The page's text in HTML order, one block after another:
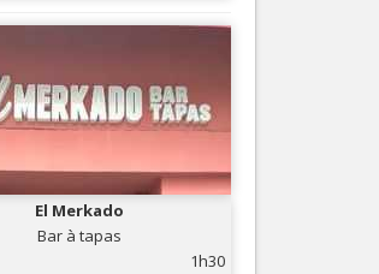
El Merkado
Bar à tapas
1h30